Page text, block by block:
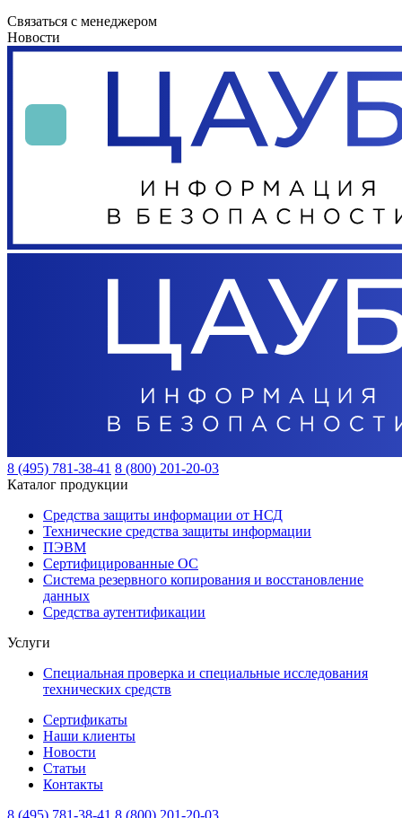
Связаться с менеджером
Новости
8 (495) 781-38-41 8 (800) 201-20-03
Каталог продукции
Средства защиты информации от НСД
Технические средства защиты информации
ПЭВМ
Сертифицированные ОС
Система резервного копирования и восстановление
данных
Средства аутентификации
Услуги
Специальная проверка и специальные исследования
технических средств
Сертификаты
Наши клиенты
Новости
Статьи
Контакты
8 (495) 781-38-41 8 (800) 201-20-03